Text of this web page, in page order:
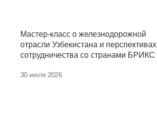
Мастер-класс о железнодорожной
отрасли Узбекистана и перспективах
сотрудничества со странами БРИКС
30 июля 2026